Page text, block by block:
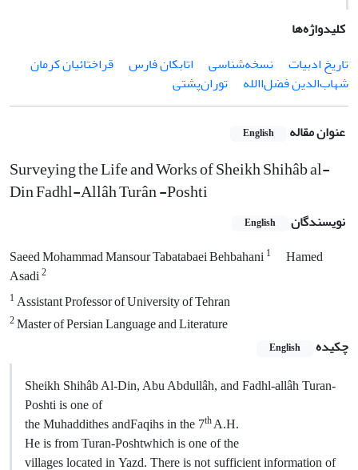
کلیدواژه‌ها
تاریخ ادبیات
نسخه‌شناسی اتابکان فارس
قراختائیان کرمان
شهاب‌الدین فضل‌االله
توران‌پشتی
عنوان مقاله English
Surveying the Life and Works of Sheikh Shihâb al-
Din Fadhl-Allâh Turân -Poshti
نویسندگان English
Saeed Mohammad Mansour Tabatabaei Behbahani1
Hamed
Asadi2
1Assistant Professor of University of Tehran
2Master of Persian Language and Literature
چکیده
English
Sheikh Shihâb Al-Din, Abu Abdullâh, and Fadhl-allâh Turan-
Poshti is one of
the Muhaddithes andFaqihs in the 7thA.H.
He is from Turan-Poshtwhich is one of the
villages located in Yazd. There is not sufficient information of